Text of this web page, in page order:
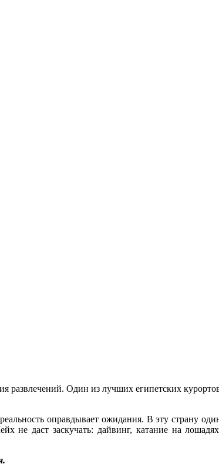
Один из лучших египетских
оправдывает ожидания. В эту страну
даст заскучать: дайвинг, катание на